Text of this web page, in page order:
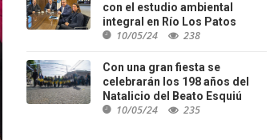
con el estudio ambiental
integral en Río Los Patos
10/05/24 238
Con una gran fiesta se
celebrarán los 198 años del
Natalicio del Beato Esquiú
10/05/24 235